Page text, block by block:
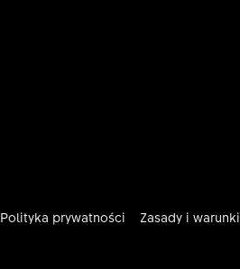
Polityka prywatności Zasady i warunki